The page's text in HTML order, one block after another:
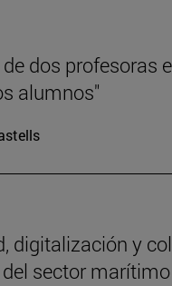
dos profesoras
alumnos"
digitalización y
sector marítimo